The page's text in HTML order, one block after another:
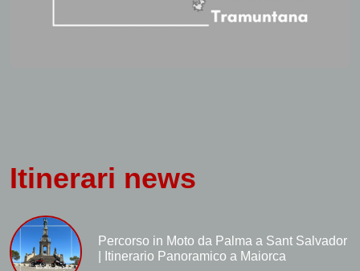
Itinerari news
Percorso in Moto da Palma a Sant Salvador
| Itinerario Panoramico a Maiorca